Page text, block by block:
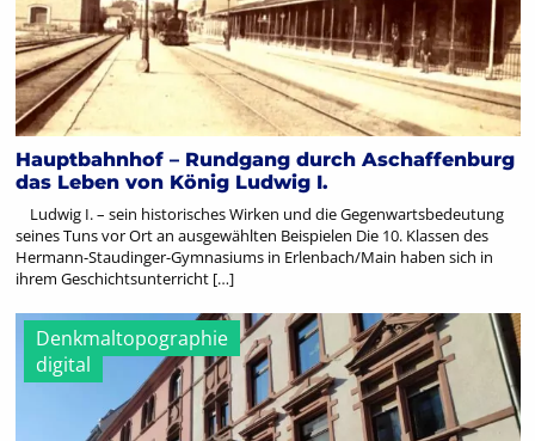
Hauptbahnhof – Rundgang durch Aschaffenburg
das Leben von König Ludwig I.
Ludwig I. – sein historisches Wirken und die Gegenwartsbedeutung
seines Tuns vor Ort an ausgewählten Beispielen Die 10. Klassen des
Hermann-Staudinger-Gymnasiums in Erlenbach/Main haben sich in
ihrem Geschichtsunterricht […]
Denkmaltopographie
digital